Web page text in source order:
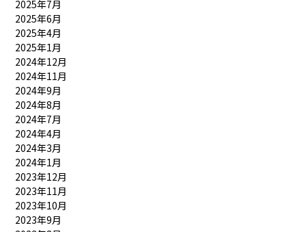
2025年7月
2025年6月
2025年4月
2025年1月
2024年12月
2024年11月
2024年9月
2024年8月
2024年7月
2024年4月
2024年3月
2024年1月
2023年12月
2023年11月
2023年10月
2023年9月